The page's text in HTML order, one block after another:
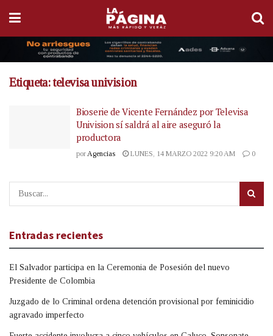
Etiqueta:televisa univision
Bioserie de Vicente Fernández por Televisa
Univision sí saldrá al aire aseguró la
productora
por Agencias LUNES, 14 MARZO 2022 9:20 AM 0
Entradas recientes
El Salvador participa en la Ceremonia de Posesión del nuevo
Presidente de Colombia
Juzgado de lo Criminal ordena detención provisional por feminicidio
agravado imperfecto